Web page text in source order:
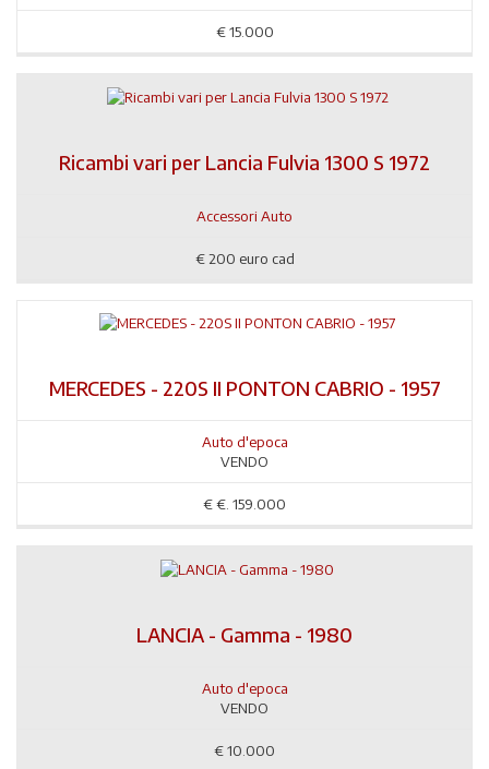
€ 15.000
Ricambi vari per Lancia Fulvia 1300 S 1972
Accessori Auto
€ 200 euro cad
MERCEDES - 220S II PONTON CABRIO - 1957
Auto d'epoca
VENDO
€€. 159.000
LANCIA - Gamma - 1980
Auto d'epoca
VENDO
€10.000